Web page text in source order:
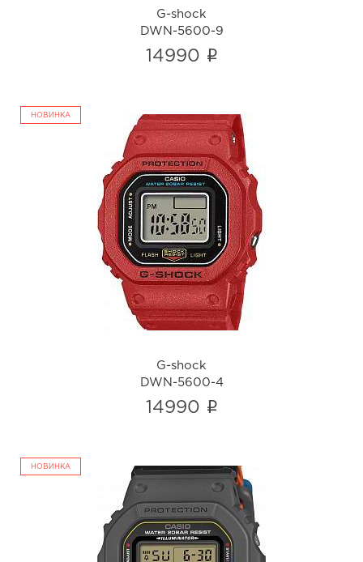
G-shock
DWN-5600-9
14990 i
НОВИНКА
G-shock
DWN-5600-4
i
G-shock
DWN-5600-4
14990 i
НОВИНКА